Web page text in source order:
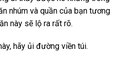
nhúm và quần của bạn tương
này sẽ lộ ra rất rõ.
hãy ủi đường viền túi.